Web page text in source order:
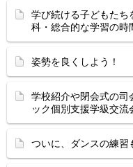
学び続ける子どもた
科・総合的な学習の時
姿勢を良くしよう
学校紹介や閉会式の
ック個別支援学級交流
ついに、ダンスの練